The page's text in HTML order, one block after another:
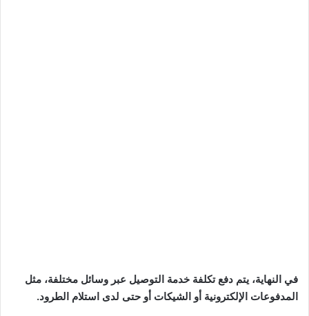
في النهاية، يتم دفع تكلفة خدمة التوصيل عبر وسائل مختلفة، مثل
المدفوعات الإلكترونية أو الشيكات أو حتى لدى استلام الطرود.